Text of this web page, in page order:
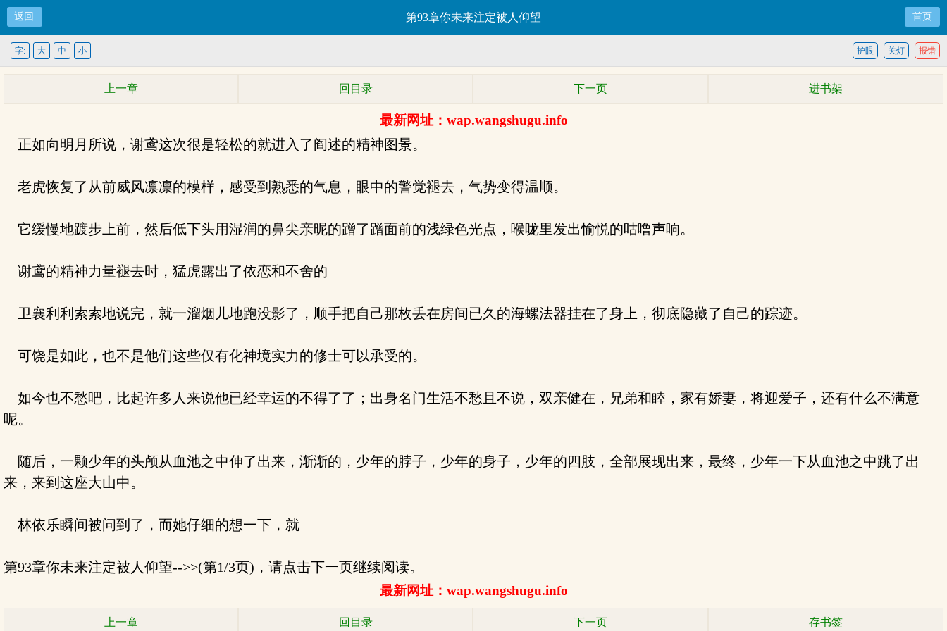
返回 第93章你未来注定被人仰望 首页
报错
关灯
护眼
字: 大 中 小
上一章 回目录 下一页 进书架
最新网址：wap.wangshugu.info
正如向明月所说，谢鸢这次很是轻松的就进入了阎述的精神图景。
老虎恢复了从前威风凛凛的模样，感受到熟悉的气息，眼中的警觉褪去，气势变得温顺。
它缓慢地踱步上前，然后低下头用湿润的鼻尖亲昵的蹭了蹭面前的浅绿色光点，喉咙里发出愉悦的咕噜声响。
谢鸢的精神力量褪去时，猛虎露出了依恋和不舍的
卫襄利利索索地说完，就一溜烟儿地跑没影了，顺手把自己那枚丢在房间已久的海螺法器挂在了身上，彻底隐藏了自己的踪迹。
可饶是如此，也不是他们这些仅有化神境实力的修士可以承受的。
如今也不愁吧，比起许多人来说他已经幸运的不得了了；出身名门生活不愁且不说，双亲健在，兄弟和睦，家有娇妻，将迎爱子，还有什么不满意
呢。
随后，一颗少年的头颅从血池之中伸了出来，渐渐的，少年的脖子，少年的身子，少年的四肢，全部展现出来，最终，少年一下从血池之中跳了出
来，来到这座大山中。
林依乐瞬间被问到了，而她仔细的想一下，就
第93章你未来注定被人仰望-->>(第1/3页)，请点击下一页继续阅读。
最新网址：wap.wangshugu.info
上一章 回目录 下一页 存书签